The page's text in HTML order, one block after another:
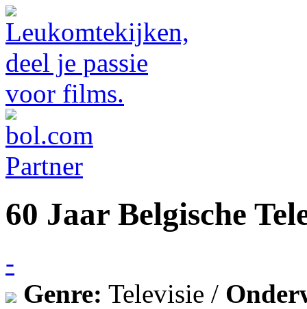
60 Jaar Belgische
-
Genre: Televisie /